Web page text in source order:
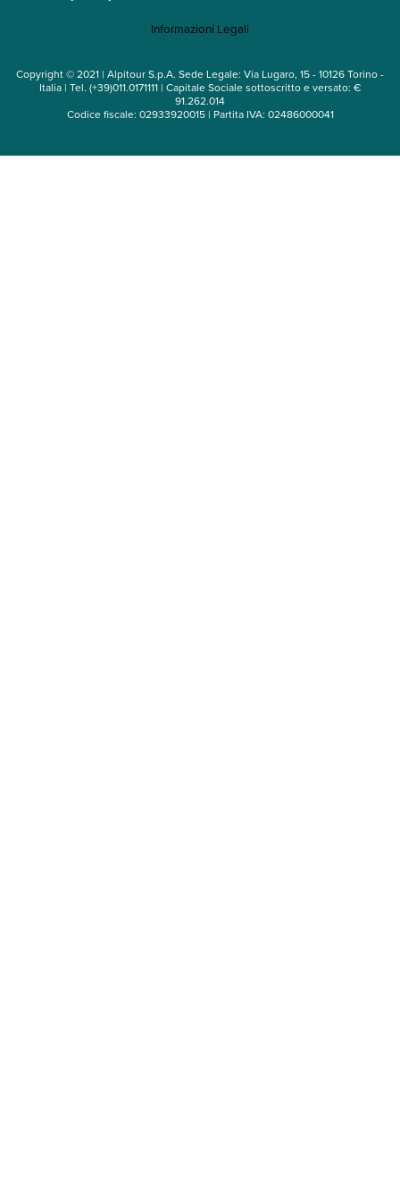
Informazioni Legali
Copyright © 2021 | Alpitour S.p.A. Sede Legale: Via Lugaro, 15 - 10126 Torino -
Italia | Tel. (+39)011.0171111 | Capitale Sociale sottoscritto e versato: €
91.262.014
Codice fiscale: 02933920015 | Partita IVA: 02486000041